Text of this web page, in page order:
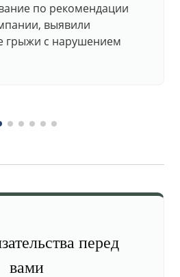
по рекомендации
выявили
грыжи с нарушением
документы,
перед
вами